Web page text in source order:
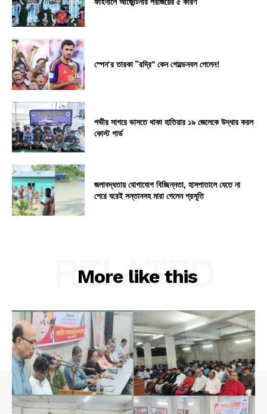
স্পেন’র তারকা “রদ্রি” কেন গোল্ডেনবল পেলেন!
গভীর সাগরে ভাসতে থাকা হাতিয়ার ১৯ জেলেকে উদ্ধার করল
কোস্ট গার্ড
জলাবদ্ধতায় যোগাযোগ বিচ্ছিন্নতা, হাসপাতালে যেতে না
পেরে ঘরেই সন্তানসহ মারা গেলেন প্রসূতি
More like this
RELATED